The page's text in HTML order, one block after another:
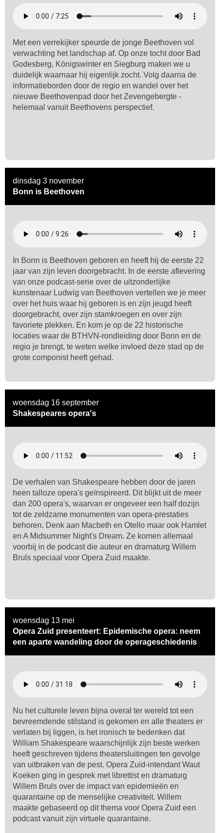
Met een verrekijker speurde de jonge Beethoven vol
verwachting het landschap af. Op onze tocht door Bad
Godesberg, Königswinter en Siegburg maken we u
duidelijk waarnaar hij eigenlijk zocht. Volg daarna de
informatieborden door de regio en wandel over het
nieuwe Beethovenpad door het Zevengebergte -
helemaal vanuit Beethovens perspectief.
dinsdag 3 november
Bonn is Beethoven
In Bonn is Beethoven geboren en heeft hij de eerste 22
jaar van zijn leven doorgebracht. In de eerste aflevering
van onze podcast-serie over de uitzonderlijke
kunstenaar Ludwig van Beethoven vertellen we je meer
over het huis waar hij geboren is en zijn jeugd heeft
doorgebracht, over zijn stamkroegen en over zijn
favoriete plekken. En kom je op de 22 historische
locaties waar de BTHVN-rondleiding door Bonn en de
regio je brengt, te weten welke invloed deze stad op de
grote componist heeft gehad.
woensdag 16 september
Shakespeares opera's
De verhalen van Shakespeare hebben door de jaren
heen talloze opera's geïnspireerd. Dit blijkt uit de meer
dan 200 opera's, waarvan er ongeveer een half dozijn
tot de zeldzame monumenten van opera-prestaties
behoren. Denk aan Macbeth en Otello maar ook Hamlet
en A Midsummer Night's Dream. Ze komen allemaal
voorbij in de podcast die auteur en dramaturg Willem
Bruls speciaal voor Opera Zuid maakte.
woensdag 13 mei
Opera Zuid presenteert: Epidemische opera: neem
een aparte wandeling door de operageschiedenis
Nu het culturele leven bijna overal ter wereld tot een
bevreemdende stilstand is gekomen en alle theaters er
verlaten bij liggen, is het ironisch te bedenken dat
William Shakespeare waarschijnlijk zijn beste werken
heeft geschreven tijdens theatersluitingen ten gevolge
van uitbraken van de pest. Opera Zuid-intendant Waut
Koeken ging in gesprek met librettist en dramaturg
Willem Bruls over de impact van epidemieën en
quarantaine op de menselijke creativiteit. Willem
maakte gebaseerd op dit thema voor Opera Zuid een
podcast vanuit zijn virtuele quarantaine.